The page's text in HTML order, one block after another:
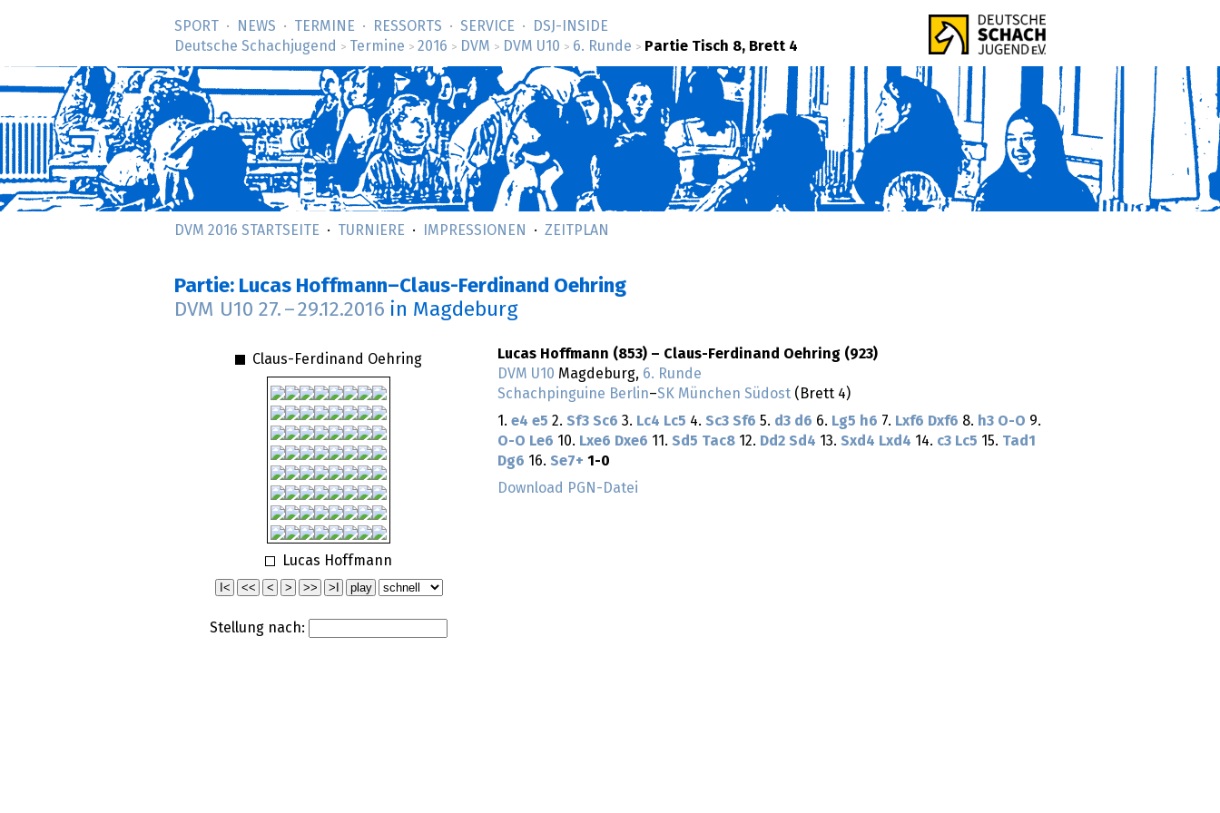
SPORT NEWS TERMINE RESSORTS SERVICE
DSJ-­INSIDE
Deutsche Schachjugend
> Termine > 2016 > DVM > DVM U10 > 6. Runde > Partie Tisch 8, Brett 4
DVM 2016 STARTSEITE TURNIERE IMPRESSIONEN ZEITPLAN
Partie: Lucas Hoffmann–Claus-Ferdinand Oehring
DVM U10 27. –29.12.2016 in Magdeburg
Claus-Ferdinand Oehring
Lucas Hoffmann
Stellung nach:
Lucas Hoffmann (853) – Claus-Ferdinand Oehring (923)
DVM U10 Magdeburg, 6. Runde
Schachpinguine Berlin–SK München Südost (Brett 4)
1. e4 e5 2. Sf3 Sc6 3. Lc4 Lc5 4. Sc3 Sf6 5. d3 d6 6. Lg5 h6 7. Lxf6 Dxf6 8. h3 O-O 9.
O-O Le6 10. Lxe6 Dxe6 11. Sd5 Tac8 12. Dd2 Sd4 13. Sxd4 Lxd4 14. c3 Lc5 15. Tad1
Dg6 16. Se7+ 1-0
Download PGN-Datei